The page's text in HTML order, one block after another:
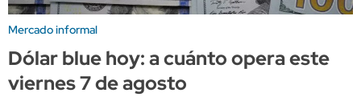
Mercado informal
Dólar blue hoy: a cuánto opera este
viernes 7 de agosto